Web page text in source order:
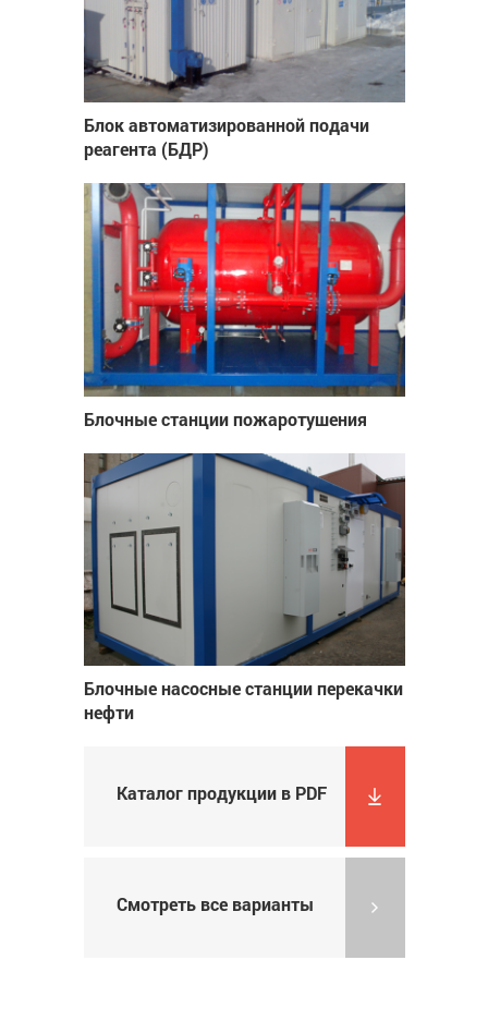
Блок автоматизированной подачи
реагента (БДР)
Блочные станции пожаротушения
Блочные насосные станции перекачки
нефти
Каталог продукции в PDF
Смотреть все варианты